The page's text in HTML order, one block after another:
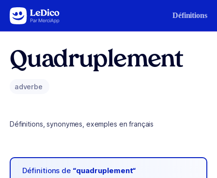
Aller au contenu Définitions
Quadruplement
adverbe
Définitions, synonymes, exemples en français
Définitions de “quadruplement“